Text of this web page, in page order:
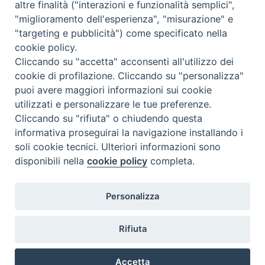
nazione:Ungheria
Contatti & Info
C.ne Aurelia, 50 – 00165 Roma
Contatti
Scrivi a: cnvf@chiesacattolica.it
altre finalità ("interazioni e funzionalità semplici",
"miglioramento dell'esperienza", "misurazione" e
"targeting e pubblicità") come specificato nella
cookie policy.
Cliccando su "accetta" acconsenti all'utilizzo dei
cookie di profilazione. Cliccando su "personalizza"
puoi avere maggiori informazioni sui cookie
utilizzati e personalizzare le tue preferenze.
Cliccando su "rifiuta" o chiudendo questa
informativa proseguirai la navigazione installando i
soli cookie tecnici. Ulteriori informazioni sono
disponibili nellacookie policy completa.
Personalizza
Rifiuta
Accetta